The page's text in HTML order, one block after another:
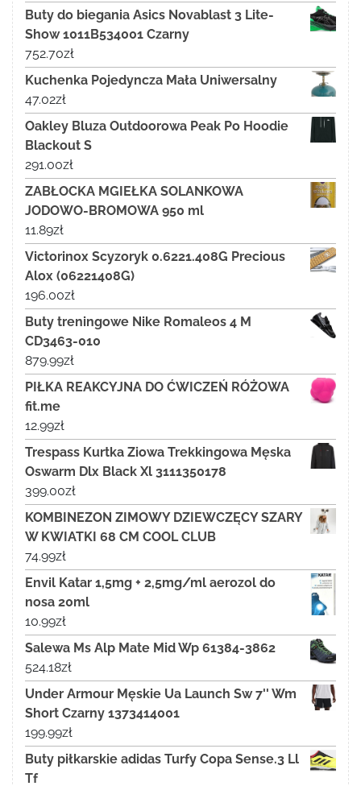
Buty do biegania Asics Novablast 3 Lite-
Show 1011B534001 Czarny
752.70zł
Kuchenka Pojedyncza Mała Uniwersalny
47.02zł
Oakley Bluza Outdoorowa Peak Po Hoodie
Blackout S
291.00zł
ZABŁOCKA MGIEŁKA SOLANKOWA
JODOWO-BROMOWA 950 ml
11.89zł
Victorinox Scyzoryk 0.6221.408G Precious
Alox (06221408G)
196.00zł
Buty treningowe Nike Romaleos 4 M
CD3463-010
879.99zł
PIŁKA REAKCYJNA DO ĆWICZEŃ RÓŻOWA
fit.me
12.99zł
Trespass Kurtka Ziowa Trekkingowa Męska
Oswarm Dlx Black Xl 3111350178
399.00zł
KOMBINEZON ZIMOWY DZIEWCZĘCY SZARY
W KWIATKI 68 CM COOL CLUB
74.99zł
Envil Katar 1,5mg + 2,5mg/ml aerozol do
nosa 20ml
10.99zł
Salewa Ms Alp Mate Mid Wp 61384-3862
524.18zł
Under Armour Męskie Ua Launch Sw 7'' Wm
Short Czarny 1373414001
199.99zł
Buty piłkarskie adidas Turfy Copa Sense.3 Ll
Tf